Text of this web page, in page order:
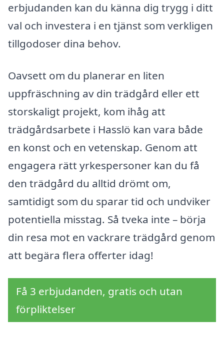
erbjudanden kan du känna dig trygg i ditt
val och investera i en tjänst som verkligen
tillgodoser dina behov.
Oavsett om du planerar en liten
uppfräschning av din trädgård eller ett
storskaligt projekt, kom ihåg att
trädgårdsarbete i Hasslö kan vara både
en konst och en vetenskap. Genom att
engagera rätt yrkespersoner kan du få
den trädgård du alltid drömt om,
samtidigt som du sparar tid och undviker
potentiella misstag. Så tveka inte – börja
din resa mot en vackrare trädgård genom
att begära flera offerter idag!
Få 3 erbjudanden, gratis och utan
förpliktelser